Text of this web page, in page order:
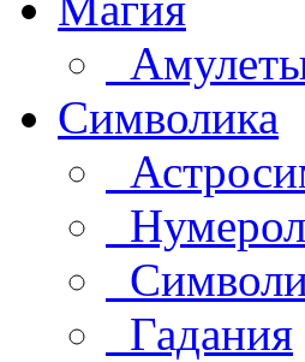
Символика
Гадания